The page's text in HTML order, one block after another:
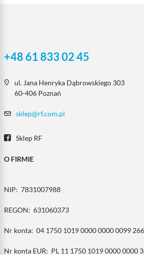
+48 61 833 02 45
ul. Jana Henryka Dąbrowskiego 303
60-406 Poznań
sklep@rf.com.pl
Sklep RF
O FIRMIE
NIP: 7831007988
REGON: 631060373
Nr konta: 04 1750 1019 0000 0000 0099
Nr konta EUR: PL 11 1750 1019 0000 0000